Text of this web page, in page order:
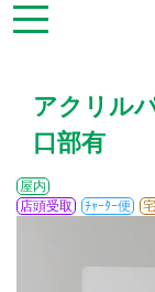
アクリル
口部有
屋内
店頭受取
ﾁｬｰﾀｰ便